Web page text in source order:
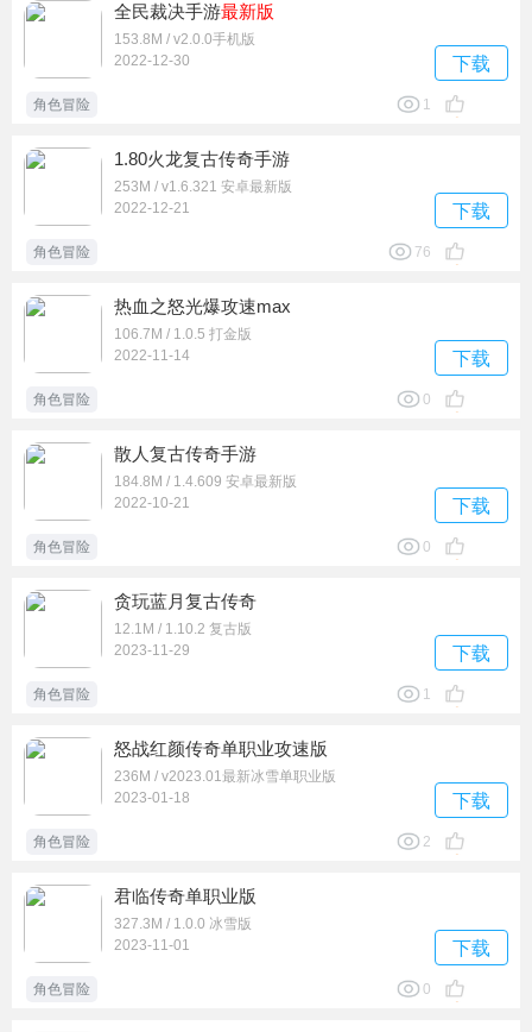
全民裁决手游最新版
153.8M / v2.0.0手机版
2022-12-30
下载
角色冒险 1
1.80火龙复古传奇手游
253M / v1.6.321 安卓最新版
2022-12-21
下载
角色冒险 76
热血之怒光爆攻速max
106.7M / 1.0.5 打金版
2022-11-14
下载
角色冒险 0
散人复古传奇手游
184.8M / 1.4.609 安卓最新版
2022-10-21
下载
角色冒险 0
贪玩蓝月复古传奇
12.1M / 1.10.2 复古版
2023-11-29
下载
角色冒险 1
怒战红颜传奇单职业攻速版
236M / v2023.01最新冰雪单职业版
2023-01-18
下载
角色冒险 2
君临传奇单职业版
327.3M / 1.0.0 冰雪版
2023-11-01
下载
角色冒险 0